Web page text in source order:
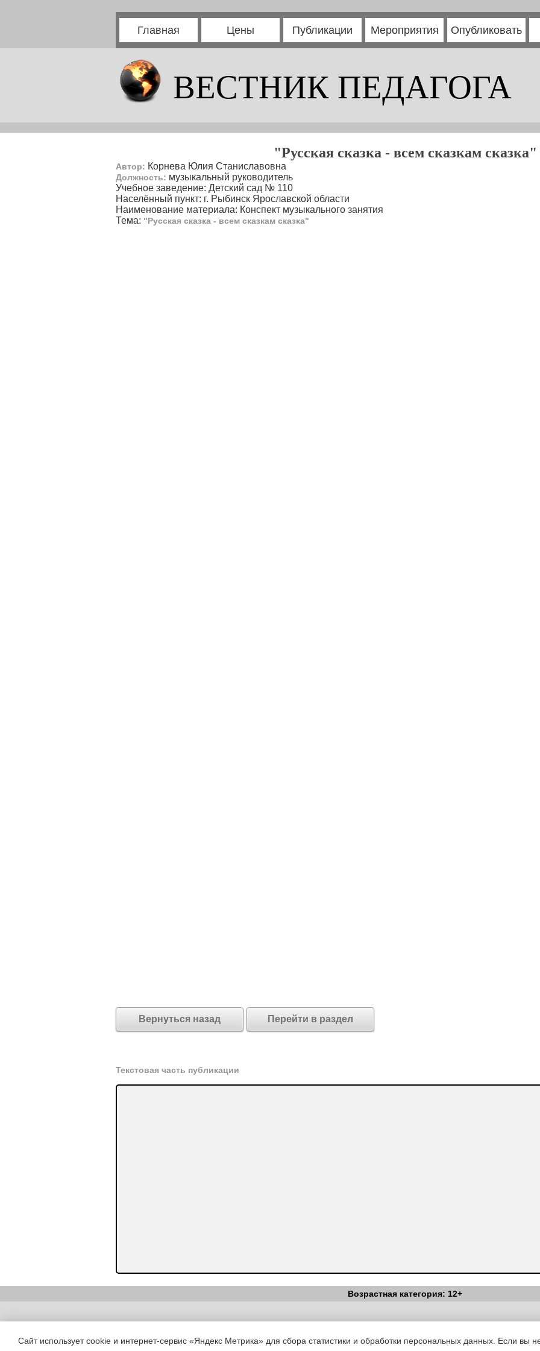
Главная Цены Публикации Мероприятия Опубликовать
ВЕСТНИК ПЕДАГОГА
"Русская сказка - всем сказкам сказка"
Автор: Корнева Юлия Станиславовна
Должность: музыкальный руководитель
Учебное заведение: Детский сад № 110
Населённый пункт: г. Рыбинск Ярославской области
Наименование материала: Конспект музыкального занятия
Тема: "Русская сказка - всем сказкам сказка"
Вернуться назад Перейти в раздел
Текстовая часть публикации
Возрастная категория: 12+
Copyright (c) |Вестник Педагога|Об издании|Условия|Политика
Сайт использует cookie и интернет-сервис «Яндекс Метрика» для сбора статистики и обработки персональных данных. Если вы